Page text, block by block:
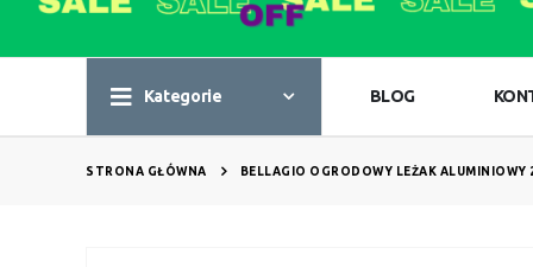
Kategorie BLOG
STRONA GŁÓWNA BELLAGIO OGRODOWY LEŻAK ALUMINIOWY